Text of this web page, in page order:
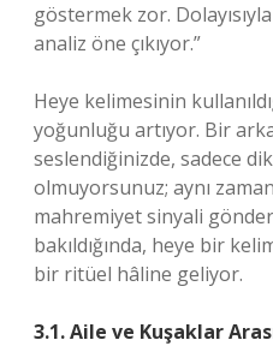
göstermek zor.
analiz öne çıkıyor.”
Heye kelimesinin
yoğunluğu artıyor. Bir
seslendiğinizde, sadece
olmuyorsunuz; aynı
mahremiyet sinyali
bakıldığında, heye bir
bir ritüel hâline geliyor.
3.1. Aile ve Kuşaklar